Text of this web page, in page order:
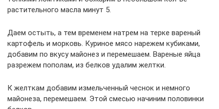
растительного масла минут 5.
Даем остыть, а тем временем натрем на терке вареный
картофель и морковь. Куриное мясо нарежем кубиками,
добавим по вкусу майонез и перемешаем. Вареные яйца
разрежем пополам, из белков удалим желтки.
К желткам добавим измельченный чеснок и немного
майонеза, перемешаем. Этой смесью начиним половинки